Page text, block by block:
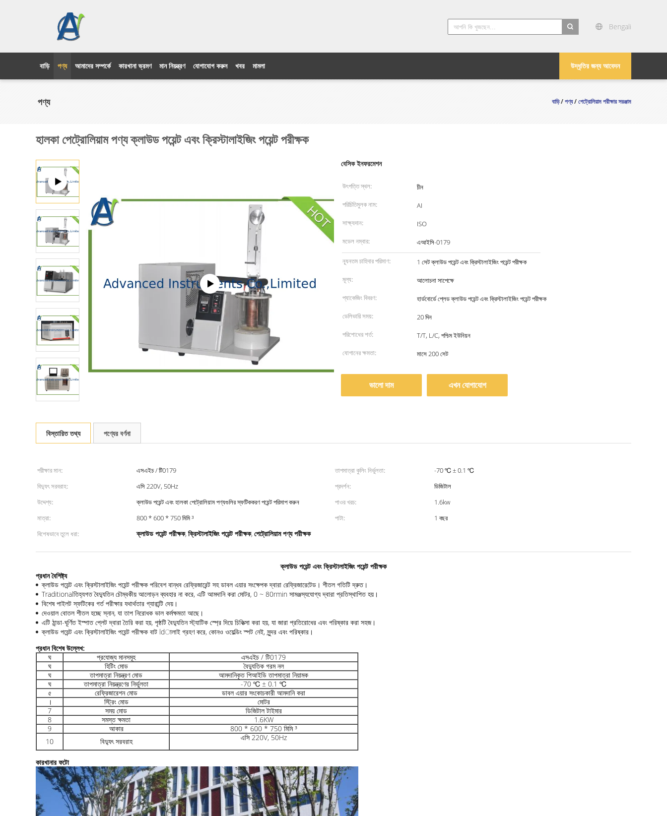
Bengali
উদ্ধৃতির জন্য আবেদন
বাড়ি পণ্য আমাদের সম্পর্কে কারখানা ভ্রমণ মান নিয়ন্ত্রণ যোগাযোগ করুন খবর মামলা
পণ্য বাড়ি/পণ্য/পেট্রোলিয়াম পরীক্ষার সরঞ্জাম
হালকা পেট্রোলিয়াম পণ্য ক্লাউড পয়েন্ট এবং ক্রিস্টালাইজিং পয়েন্ট পরীক্ষক
বেসিক ইনফরমেশন
উৎপত্তি স্থল:
চীন
পরিচিতিমুলক নাম:
AI
সাক্ষ্যদান:
ISO
মডেল নম্বার:
এআইসি-0179
ন্যূনতম চাহিদার পরিমাণ:
1 সেট ক্লাউড পয়েন্ট এবং ক্রিস্টালাইজিং পয়েন্ট পরীক্ষক
মূল্য:
আলোচনা সাপেক্ষে
প্যাকেজিং বিবরণ:
হার্ডবোর্ডে প্লেড ক্লাউড পয়েন্ট এবং ক্রিস্টালাইজিং পয়েন্ট পরীক্ষক
ডেলিভারি সময়:
20 দিন
পরিশোধের শর্ত:
T/T, L/C, পশ্চিম ইউনিয়ন
যোগানের ক্ষমতা:
মাসে 200 সেট
ভালো দাম এখন যোগাযোগ
বিস্তারিত তথ্য পণ্যের বর্ণনা
পরীক্ষার মান: এসএইচ / টি0179 তাপমাত্রা কুলিং নির্ভুলতা:
-70 ℃ ± 0.1 ℃
বিদ্যুৎ সরবরাহ:
এসি 220V, 50Hz প্রদর্শন:
ডিজিটাল
উদ্দেশ্য:
ক্লাউড পয়েন্ট এবং হালকা পেট্রোলিয়াম পণ্যগুলির স্ফটিককরণ পয়েন্ট পরিমাপ করুন পাওর খরচ:
1.6kw
মাত্রা:
800 * 600 * 750 মিমি ³ পাটা:
1 বছর
বিশেষভাবে তুলে ধরা:
ক্লাউড পয়েন্ট পরীক্ষক, ক্রিস্টালাইজিং পয়েন্ট পরীক্ষক, পেট্রোলিয়াম পণ্য পরীক্ষক
ক্লাউড পয়েন্ট এবং ক্রিস্টালাইজিং পয়েন্ট পরীক্ষক
প্রধান বৈশিষ্ট্য
ক্লাউড পয়েন্ট এবং ক্রিস্টালাইজিং পয়েন্ট পরীক্ষক পরিবেশ বান্ধব রেফ্রিজারেন্ট সহ ডাবল এয়ার সংক্ষেপক দ্বারা রেফ্রিজারেটেড। শীতল গতিটি দ্রুত।
Traditionalতিহ্যগত বৈদ্যুতিন চৌম্বকীয় আলোড়ন ব্যবহার না করে, এটি আমদানি করা মোটর, 0 ~ 80rmin সামঞ্জস্যযোগ্য দ্বারা প্রতিস্থাপিত হয়।
বিশেষ পাইলট স্ফটিকের গর্ত পরীক্ষার যথার্থতার গ্যারান্টি দেয়।
দেওয়াল বোতল শীতল হচ্ছে স্নান, যা তাপ নিরোধক ভাল কর্মক্ষমতা আছে।
এটি ঠান্ডা-ঘূর্ণিত ইস্পাত প্লেট দ্বারা তৈরি করা হয়, পৃষ্ঠটি বৈদ্যুতিন স্ট্যাটিক স্প্রে দিয়ে চিকিত্সা করা হয়, যা জারা প্রতিরোধের এবং পরিষ্কার করা সহজ।
ক্লাউড পয়েন্ট এবং ক্রিস্টালাইজিং পয়েন্ট পরীক্ষক বাট ldালাই গ্রহণ করে, কোনও ওয়েল্ডিং স্পট নেই, সুন্দর এবং পরিষ্কার।
প্রধান বিশেষ উল্লেখ:
ঘ
প্রযোজ্য মানসমূহ
এসএইচ / টি0179
ঘ
হিটিং মোড
বৈদ্যুতিক গরম নল
ঘ
তাপমাত্রা নিয়ন্ত্রণ মোড
আমদানিকৃত পিআইডি তাপমাত্রা নিয়ামক
ঘ
তাপমাত্রা নিয়ন্ত্রণের নির্ভুলতা
-70 ℃ ± 0.1 ℃
৫
রেফ্রিজারেশন মোড
ডাবল এয়ার সংকোচকারী আমদানি করা
।
স্ট্রিং মোড
মোটর
7
সময় মোড
ডিজিটাল টাইমার
8
সমস্ত ক্ষমতা
1.6KW
9
আকার
800 * 600 * 750 মিমি ³
10
বিদ্যুৎ সরবরাহ এসি 220V, 50Hz
কারখানার ফটো